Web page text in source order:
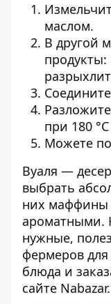
маслом.
В другой
продукты:
при 180
Можете
Вуаля —
выбрать
них маффины
ароматными.
нужные,
фермеров
блюда и
сайте